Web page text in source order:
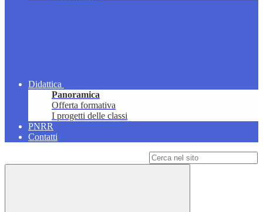
Didattica
Panoramica
Offerta formativa
I progetti delle classi
PNRR
Contatti